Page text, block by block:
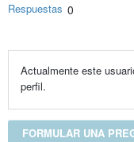
Respuestas 0
Actualmente este
perfil.
FORMULAR UNA